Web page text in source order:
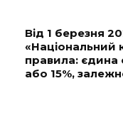
Від 1 березня
«Національний
правила: єдина
або 15%,